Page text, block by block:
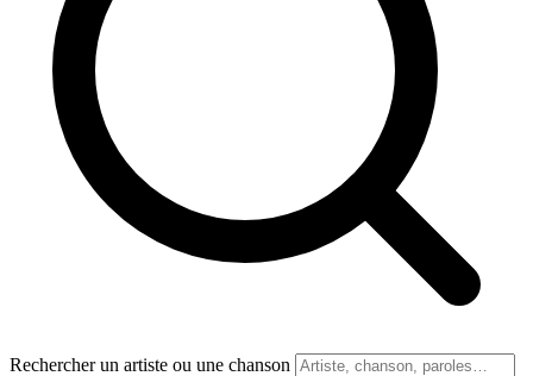
Rechercher un artiste ou une chanson